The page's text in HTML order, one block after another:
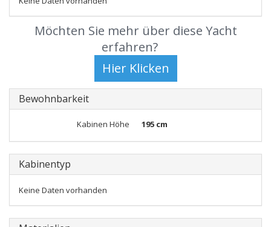
Möchten Sie mehr über diese Yacht
erfahren?
Bewohnbarkeit
Kabinen Höhe 195 cm
Kabinentyp
Keine Daten vorhanden